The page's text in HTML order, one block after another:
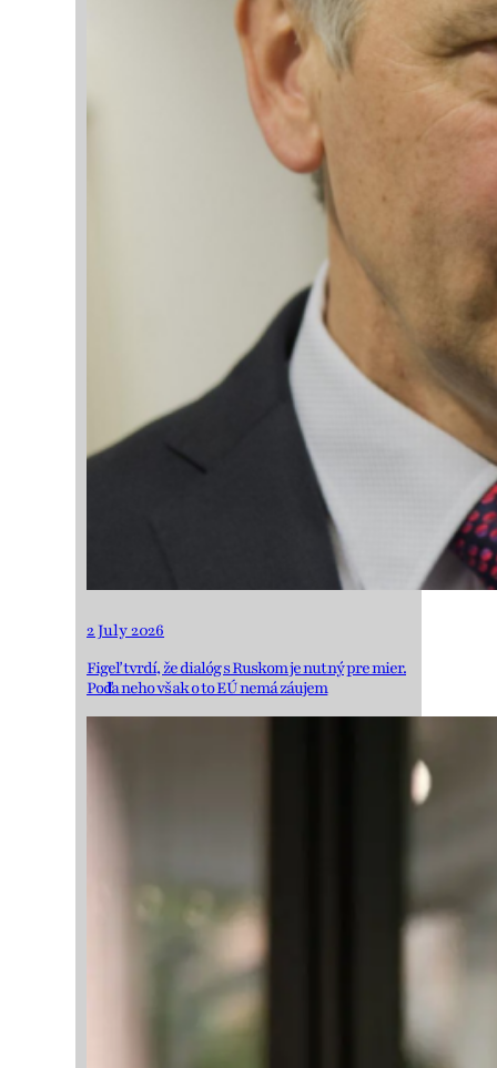
2 July 2026
Figeľ tvrdí, že dialóg s Ruskom je nutný pre mier.
Podľa neho však o to EÚ nemá záujem